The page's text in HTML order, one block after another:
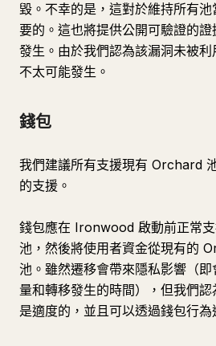
毀。不幸的是，這對於維持所有
要的。這也將提供公開可驗證的
發生。由於我們認為該漏洞未被
不太可能發生。
錢包
我們建議所有支援現有 Orchard
的支援。
錢包應在 Ironwood 啟動前正常
池，然後將使用者資金從現有的
池。雖然遷移會帶來隱私影響（
量和轉移發生的時間），但我們
是適度的，並且可以透過錢包行為